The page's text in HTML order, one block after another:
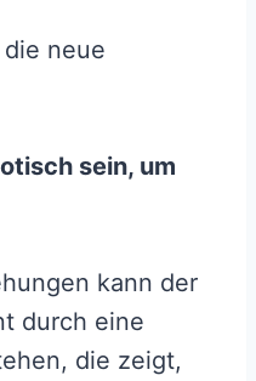
neue
sein, um
kann der
durch eine
die zeigt,